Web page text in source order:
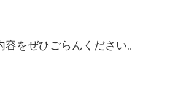
をぜひごらんください。